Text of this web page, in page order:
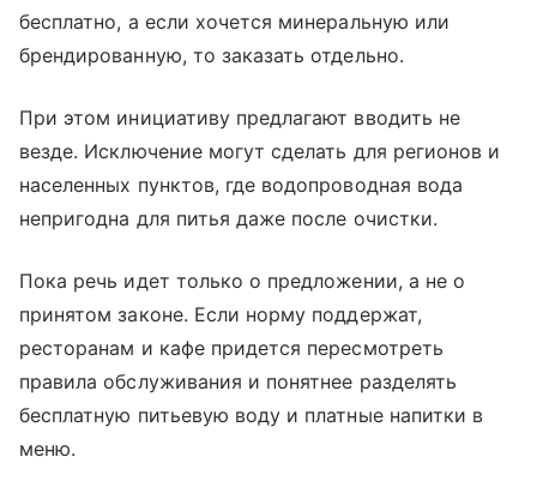
бесплатно, а если хочется минеральную или
брендированную, то заказать отдельно.
При этом инициативу предлагают вводить не
везде. Исключение могут сделать для регионов и
населенных пунктов, где водопроводная вода
непригодна для питья даже после очистки.
Пока речь идет только о предложении, а не о
принятом законе. Если норму поддержат,
ресторанам и кафе придется пересмотреть
правила обслуживания и понятнее разделять
бесплатную питьевую воду и платные напитки в
меню.